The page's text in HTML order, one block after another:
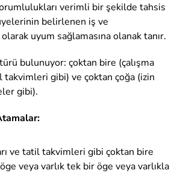
verimli bir şekilde tahsis
belirlenen iş ve
uyum sağlamasına olanak tanır.
bulunuyor: çoktan bire (çalışma
takvimleri gibi) ve çoktan çoğa (izin
gibi).
ve tatil takvimleri gibi çoktan bire
veya varlık tek bir öge veya varlıkla